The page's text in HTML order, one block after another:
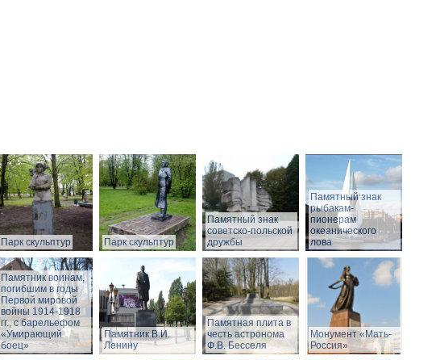
Парк скульптур Парк скульптур
Памятный знак
советско-польской
дружбы
Памятный знак
рыбакам-
пионерам
океанического
лова
Памятник воинам,
погибшим в годы
Первой мировой
войны 1914-1918
гг., с барельефом
«Умирающий
боец»
Памятник В.И.
Ленину
Памятная плита в
честь астронома
Ф.В. Бесселя
Монумент «Мать-
Россия»